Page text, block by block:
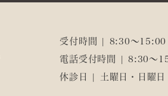
受付時間 | 8:30～15:00
電話受付時間 | 8:30～
休診日 | 土曜日・日曜日